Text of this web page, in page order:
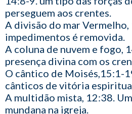
perseguem aos crentes.
A divisão do mar
impedimentos é removida.
A coluna de nuvem e fogo,
presença divina com os
O cântico de Moisés,15:1-
cânticos de vitória
A multidão mista, 12:38.
mundana na igreja.